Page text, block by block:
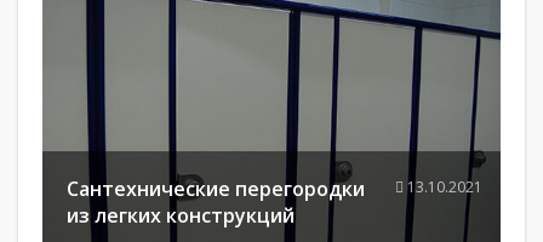
Сантехнические перегородки
из легких конструкций
13.10.2021